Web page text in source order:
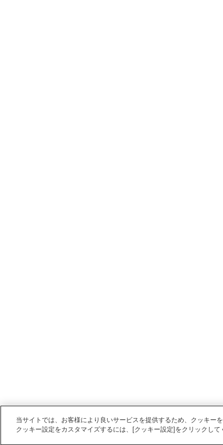
当サイトでは、お客様により良いサービスを提供するため、クッキー
クッキー設定をカスタマイズするには、[クッキー設定]をクリックして